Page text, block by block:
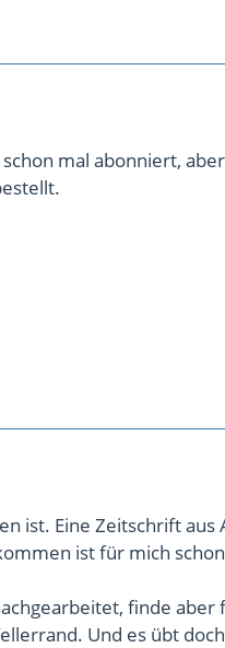
mal abonniert,
ist. Eine Zeitschrift aus
ist für mich
finde aber
Und es übt